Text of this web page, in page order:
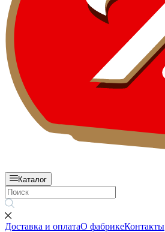
Каталог
Доставка и оплатаО фабрикеКонтакты